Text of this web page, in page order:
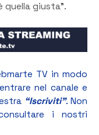
quella giusta”.
TV in modo
nel canale e
“Iscriviti”. Non
i nostri